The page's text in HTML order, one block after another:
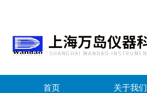
首页 关于我们